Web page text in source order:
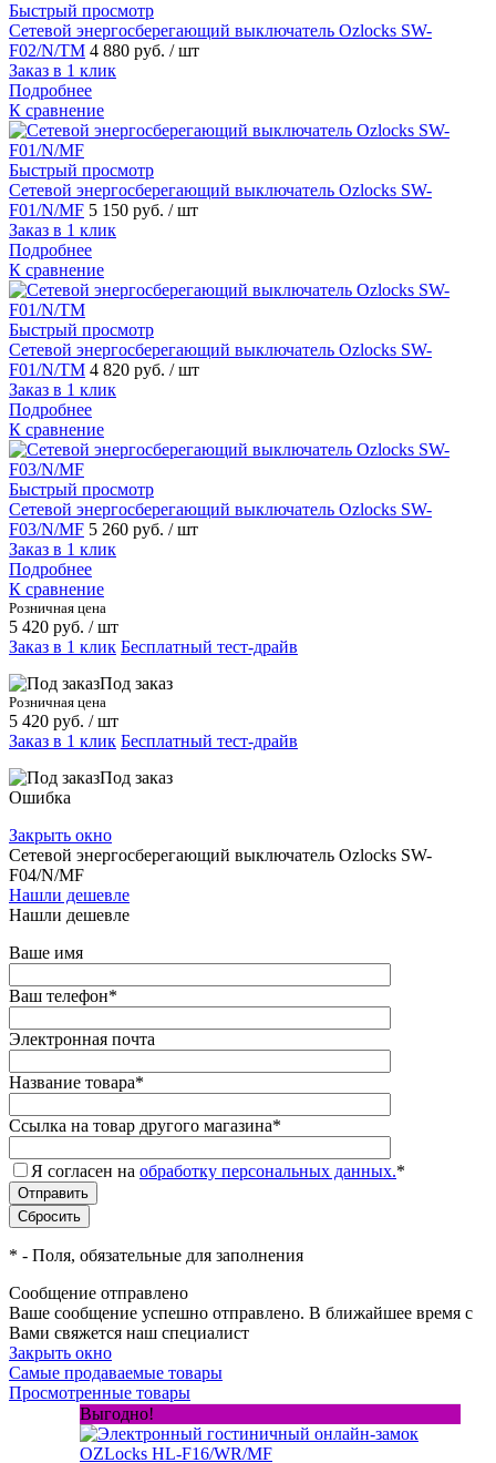
Быстрый просмотр
Сетевой энергосберегающий выключатель Ozlocks SW-
F02/N/TM 4 880 руб. / шт
Заказ в 1 клик
Подробнее
К сравнение
Быстрый просмотр
Сетевой энергосберегающий выключатель Ozlocks SW-
F01/N/MF 5 150 руб. / шт
Заказ в 1 клик
Подробнее
К сравнение
Быстрый просмотр
Сетевой энергосберегающий выключатель Ozlocks SW-
F01/N/TM 4 820 руб. / шт
Заказ в 1 клик
Подробнее
К сравнение
Быстрый просмотр
Сетевой энергосберегающий выключатель Ozlocks SW-
F03/N/MF 5 260 руб. / шт
Заказ в 1 клик
Подробнее
К сравнение
Розничная цена
5 420 руб. / шт
Заказ в 1 клик Бесплатный тест-драйв
Под заказ
Розничная цена
5 420 руб. / шт
Заказ в 1 клик Бесплатный тест-драйв
Под заказ
Ошибка
Закрыть окно
Сетевой энергосберегающий выключатель Ozlocks SW-
F04/N/MF
Нашли дешевле
Нашли дешевле
Ваше имя
Ваш телефон*
Электронная почта
Название товара*
Ссылка на товар другого магазина*
Я согласен на обработку персональных данных.*
* - Поля, обязательные для заполнения
Сообщение отправлено
Ваше сообщение успешно отправлено. В ближайшее время с
Вами свяжется наш специалист
Закрыть окно
Самые продаваемые товары
Просмотренные товары
Выгодно!